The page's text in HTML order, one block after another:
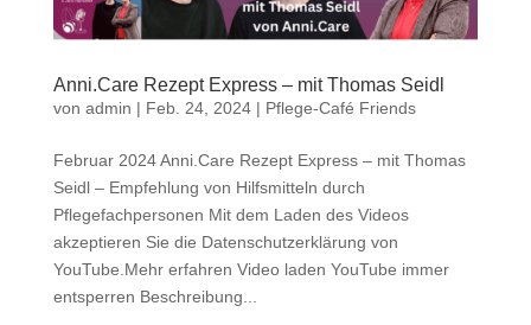
Anni.Care Rezept Express – mit Thomas Seidl
von admin | Feb. 24, 2024| Pflege-Café Friends
Februar 2024 Anni.Care Rezept Express – mit Thomas
Seidl – Empfehlung von Hilfsmitteln durch
Pflegefachpersonen Mit dem Laden des Videos
akzeptieren Sie die Datenschutzerklärung von
YouTube.Mehr erfahren Video laden YouTube immer
entsperren Beschreibung...